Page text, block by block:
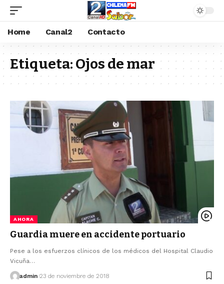
Home Canal2 Contacto
Etiqueta: Ojos de mar
AHORA
Guardia muere en accidente portuario
Pese a los esfuerzos clínicos de los médicos del Hospital Claudio
Vicuña…
admin 23 de noviembre de 2018